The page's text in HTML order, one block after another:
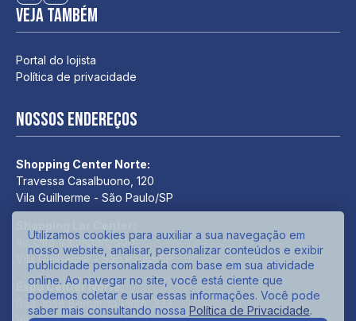
Veja também
Portal do lojista
Política de privacidade
Nossos endereços
Shopping Center Norte:
Travessa Casalbuono, 120
Vila Guilherme - São Paulo/SP
Av. Otto Baumgart, 500
Vila Guilherme - São Paulo/SP
Expo Center Norte:
Rua José Bernardo Pinto, 333
Utilizamos cookies para auxiliar a sua navegação em
nosso website, analisar, personalizar conteúdos e exibir
publicidade personalizada com base em sua atividade
online. Ao navegar no site, você está ciente que
podemos coletar e usar essas informações. Você pode
saber mais consultando nossa Política de Privacidade.